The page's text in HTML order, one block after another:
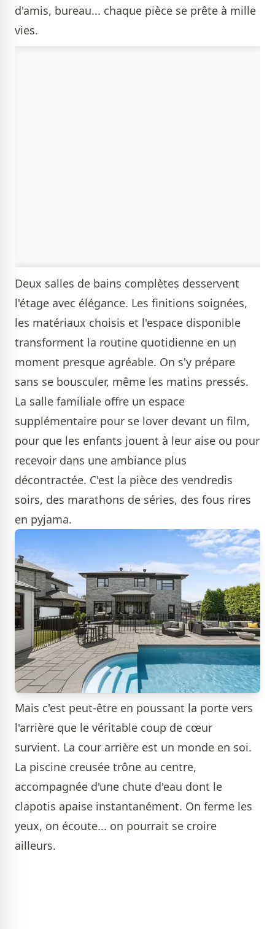
d'amis, bureau... chaque pièce se prête à mille
vies.
Deux salles de bains complètes desservent
l'étage avec élégance. Les finitions soignées,
les matériaux choisis et l'espace disponible
transforment la routine quotidienne en un
moment presque agréable. On s'y prépare
sans se bousculer, même les matins pressés.
La salle familiale offre un espace
supplémentaire pour se lover devant un film,
pour que les enfants jouent à leur aise ou pour
recevoir dans une ambiance plus
décontractée. C'est la pièce des vendredis
soirs, des marathons de séries, des fous rires
en pyjama.
Mais c'est peut-être en poussant la porte vers
l'arrière que le véritable coup de cœur
survient. La cour arrière est un monde en soi.
La piscine creusée trône au centre,
accompagnée d'une chute d'eau dont le
clapotis apaise instantanément. On ferme les
yeux, on écoute... on pourrait se croire
ailleurs.